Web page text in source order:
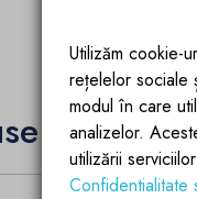
in
Utilizăm cookie-
rețelelor sociale
modul în care
analizelor.
utilizării
Confidentialitate